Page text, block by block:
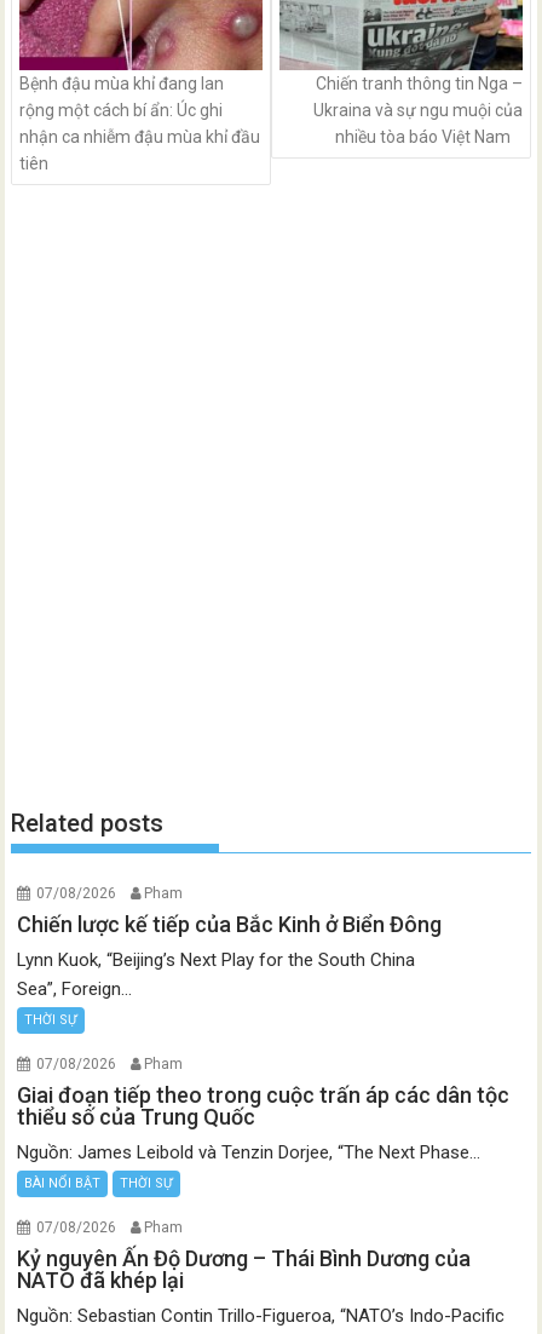
Bệnh đậu mùa khỉ đang lan
rộng một cách bí ẩn: Úc ghi
nhận ca nhiễm đậu mùa khỉ đầu
tiên
Chiến tranh thông tin Nga –
Ukraina và sự ngu muội của
nhiều tòa báo Việt Nam
Related posts
07/08/2026 Pham
Chiến lược kế tiếp của Bắc Kinh ở Biển Đông
Lynn Kuok, “Beijing’s Next Play for the South China
Sea”, Foreign...
THỜI SỰ
07/08/2026 Pham
Giai đoạn tiếp theo trong cuộc trấn áp các dân tộc
thiểu số của Trung Quốc
Nguồn: James Leibold và Tenzin Dorjee, “The Next Phase...
BÀI NỔI BẬT THỜI SỰ
07/08/2026 Pham
Kỷ nguyên Ấn Độ Dương – Thái Bình Dương của
NATO đã khép lại
Nguồn: Sebastian Contin Trillo-Figueroa, “NATO’s Indo-Pacific